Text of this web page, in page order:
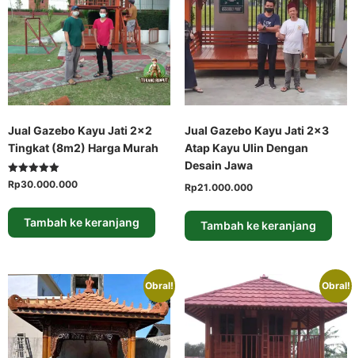
Jual Gazebo Kayu Jati 2×2
Tingkat (8m2) Harga Murah
Dinilai
5.00
Rp30.000.000
Tambah ke keranjang
Jual Gazebo Kayu Jati 2×3
Atap Kayu Ulin Dengan
Desain Jawa
Rp21.000.000
Tambah ke keranjang
Obral! Obral!